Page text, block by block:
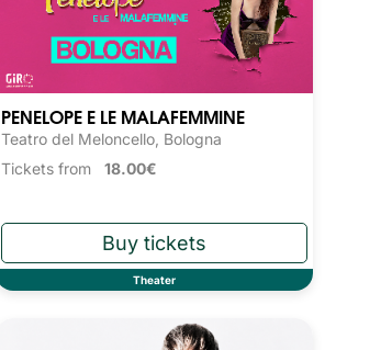
PENELOPE E LE MALAFEMMINE
Teatro del Meloncello, Bologna
Tickets from18.00€
Theater